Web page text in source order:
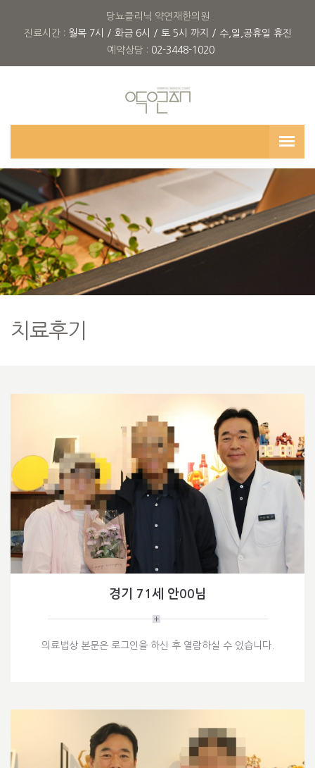
당뇨클리닉 약연재한의원
진료시간 : 월목 7시 / 화금 6시 / 토 5시 까지 / 수,일,공휴일 휴진
예약상담 : 02-3448-1020
치료후기
경기 71세 안00님
의료법상 본문은 로그인을 하신 후 열람하실 수 있습니다.